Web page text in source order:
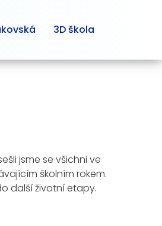
3D škola
jsme se všichni ve
školním rokem.
další životní etapy.